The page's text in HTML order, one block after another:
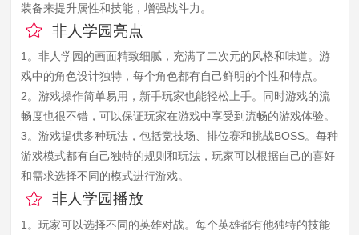
装备来提升属性和技能，增强战斗力。
非人学园亮点
1。非人学园的画面精致细腻，充满了二次元的风格和味道。游
戏中的角色设计独特，每个角色都有自己鲜明的个性和特点。
2。游戏操作简单易用，新手玩家也能轻松上手。同时游戏的流
畅度也很不错，可以保证玩家在游戏中享受到流畅的游戏体验。
3。游戏提供多种玩法，包括竞技场、排位赛和挑战BOSS。每种
游戏模式都有自己独特的规则和玩法，玩家可以根据自己的喜好
和需求选择不同的模式进行游戏。
非人学园播放
1。玩家可以选择不同的英雄对战。每个英雄都有他独特的技能